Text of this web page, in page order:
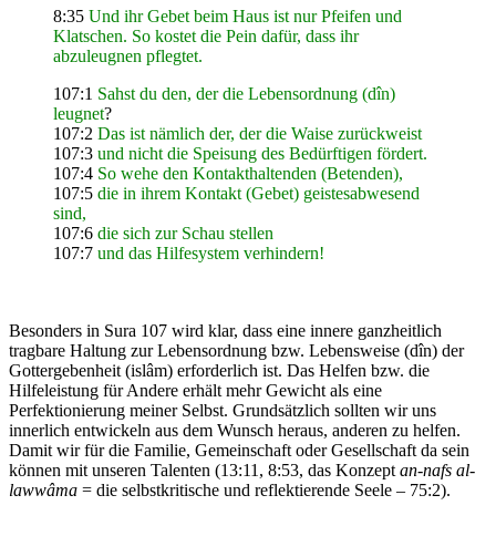
8:35 Und ihr Gebet beim Haus ist nur Pfeifen und
Klatschen. So kostet die Pein dafür, dass ihr
abzuleugnen pflegtet.
107:1 Sahst du den, der die Lebensordnung (dîn)
leugnet?
107:2 Das ist nämlich der, der die Waise zurückweist
107:3 und nicht die Speisung des Bedürftigen fördert.
107:4 So wehe den Kontakthaltenden (Betenden),
107:5 die in ihrem Kontakt (Gebet) geistesabwesend
sind,
107:6 die sich zur Schau stellen
107:7 und das Hilfesystem verhindern!
Besonders in Sura 107 wird klar, dass eine innere ganzheitlich
tragbare Haltung zur Lebensordnung bzw. Lebensweise (dîn) der
Gottergebenheit (islâm) erforderlich ist. Das Helfen bzw. die
Hilfeleistung für Andere erhält mehr Gewicht als eine
Perfektionierung meiner Selbst. Grundsätzlich sollten wir uns
innerlich entwickeln aus dem Wunsch heraus, anderen zu helfen.
Damit wir für die Familie, Gemeinschaft oder Gesellschaft da sein
können mit unseren Talenten (13:11, 8:53, das Konzeptan-nafs al-
lawwâma = die selbstkritische und reflektierende Seele – 75:2).